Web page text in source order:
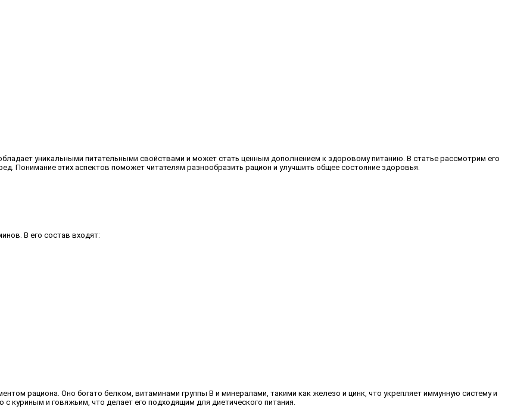
уникальными питательными свойствами и может стать ценным дополнением к здоровому питанию. В статье рассмотрим его
Понимание этих аспектов поможет читателям разнообразить рацион и улучшить общее состояние здоровья.
В его состав входят:
рациона. Оно богато белком, витаминами группы B и минералами, такими как железо и цинк, что укрепляет иммунную систему и
и говяжьим, что делает его подходящим для диетического питания.